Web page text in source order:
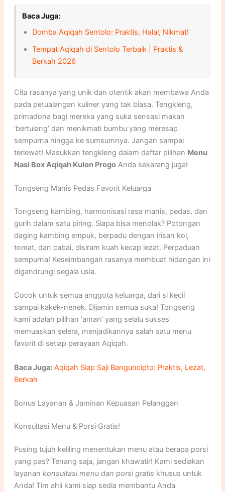
Baca Juga:
Domba Aqiqah Sentolo: Praktis, Halal, Nikmat!
Tempat Aqiqah di Sentolo Terbaik | Praktis &
Berkah 2026
Cita rasanya yang unik dan otentik akan membawa Anda
pada petualangan kuliner yang tak biasa. Tengkleng,
primadona bagi mereka yang suka sensasi makan
‘bertulang’ dan menikmati bumbu yang meresap
sempurna hingga ke sumsumnya. Jangan sampai
terlewat! Masukkan tengkleng dalam daftar pilihan Menu
Nasi Box Aqiqah Kulon ProgoAnda sekarang juga!
Tongseng Manis Pedas Favorit Keluarga
Tongseng kambing, harmonisasi rasa manis, pedas, dan
gurih dalam satu piring. Siapa bisa menolak? Potongan
daging kambing empuk, berpadu dengan irisan kol,
tomat, dan cabai, disiram kuah kecap lezat. Perpaduan
sempurna! Keseimbangan rasanya membuat hidangan ini
digandrungi segala usia.
Cocok untuk semua anggota keluarga, dari si kecil
sampai kakek-nenek. Dijamin semua suka! Tongseng
kami adalah pilihan ‘aman’ yang selalu sukses
memuaskan selera, menjadikannya salah satu menu
favorit di setiap perayaan Aqiqah.
Baca Juga: Aqiqah Siap Saji Banguncipto: Praktis, Lezat,
Berkah
Bonus Layanan & Jaminan Kepuasan Pelanggan
Konsultasi Menu & Porsi Gratis!
Pusing tujuh keliling menentukan menu atau berapa porsi
yang pas? Tenang saja, jangan khawatir! Kami sediakan
layanan konsultasi menu dan porsi gratis khusus untuk
Anda! Tim ahli kami siap sedia membantu Anda